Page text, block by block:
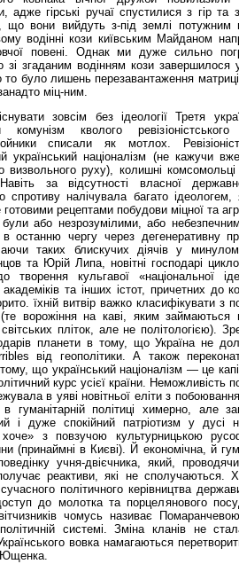
адже гірські ручаї спустилися з гір
що вони вийдуть з-під землі потужним
водінні кози київським Майданом
повені. Однак ми дуже сильно
зі згаданим водінням кози завершилося
то було лишень перезавантаження
міц-ним.
зовсім без ідеології Третя
комунізм кволого
списали як мотлох.
український націоналізм (не кажучи
визвольного руху), колишні
за відсутності власної
спротиву налічувала багато
рецептами побудови міцної та
були або незрозумілими, або
останню чергу через дегенеративну
таких блискучих діячів у
та Юрій Липа, новітні господарі
творення кульгавої «національної
академіків та інших істот, причетних до
їхній витвір важко класифікувати з
(те ворожіння на каві, яким займаються
пліток, але не політологією).
планети в тому, що Україна не
від геополітики. А також
тому, що український націоналізм — це
курс усієї країни. Неможливість
в уяві новітньої еліти з
гуманітарній політиці химерно, але
і дуже спокійний патріотизм у дусі
хоче» з повзучою культурницькою
(принаймні в Києві). Й економічна, й
учня-двієчника, який,
реактиви, які не сполучаються.
сучасного політичного керівництва
до молотка та порцелянового
чомусь називає
системі. Зміна кланів не
вовка намагаються
Ющенка.